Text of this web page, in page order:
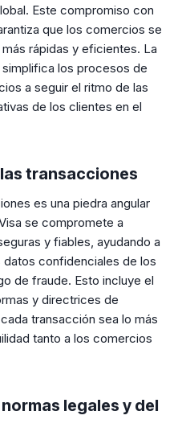
Este compromiso con
que los comercios se
rápidas y eficientes. La
los procesos de
a seguir el ritmo de las
de los clientes en el
transacciones
es una piedra angular
se compromete a
y fiables, ayudando a
confidenciales de los
de fraude. Esto incluye el
y directrices de
transacción sea lo más
tanto a los comercios
legales y del